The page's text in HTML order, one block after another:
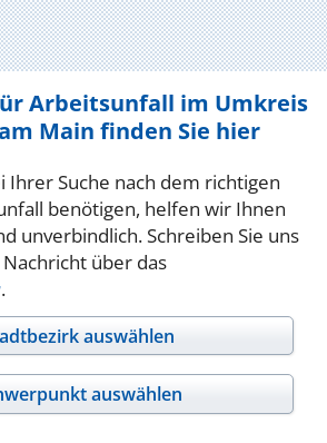
Arbeitsunfall im Umkreis
Main finden Sie hier
Ihrer Suche nach dem richtigen
benötigen, helfen wir Ihnen
unverbindlich. Schreiben Sie uns
über das
.
auswählen
auswählen